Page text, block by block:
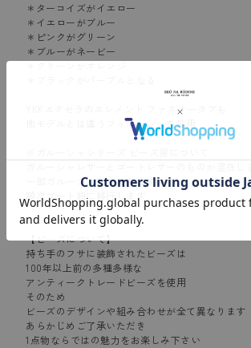
＊ターコイズがイエロー
＊イエローがブルー
＊ピンクがグリーン
＊ブルーがネービー
YKKエクセラのエレメント ファスナータブも
他モデルとは違うフィニッシュを採用
一部ガルーシャ紐がありますが
順次ゴート紐に移行します
【ビーズについて】
持ち手のフサに装飾されたビーズは
100年以上前の多種多様な
アンティークトレードビーズを使用
そのため
ビーズのデザインや組み合わせが全て異なります
あらかじめご了承いただき
1点物ならではの魅力をお楽しみ下さい